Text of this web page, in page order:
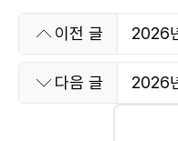
이전 글
2026
다음 글
2026